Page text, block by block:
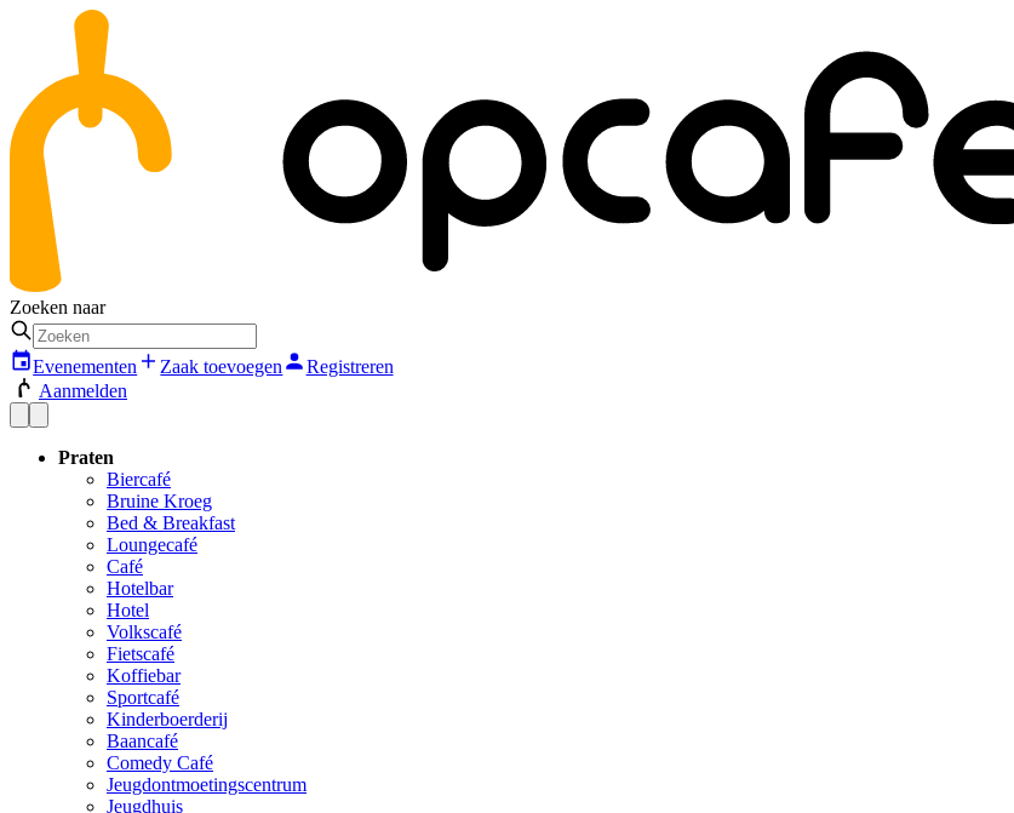
Zoeken naar
Evenementen Zaak toevoegen
Registreren
Aanmelden
Praten
Biercafé
Bruine Kroeg
Bed & Breakfast
Loungecafé
Café
Hotelbar
Hotel
Volkscafé
Fietscafé
Koffiebar
Sportcafé
Kinderboerderij
Baancafé
Comedy Café
Jeugdontmoetingscentrum
Jeugdhuis